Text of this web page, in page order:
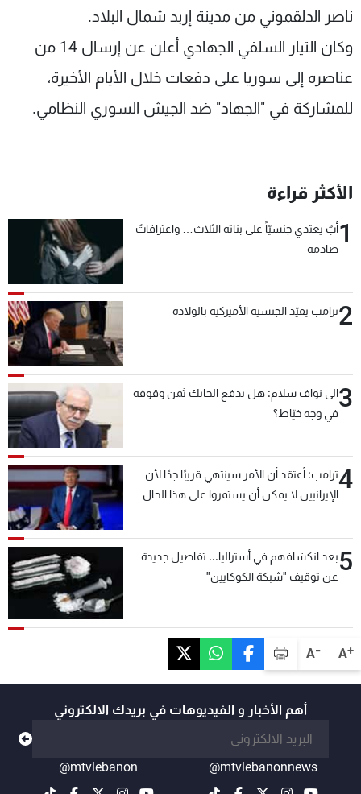
A+
A-
ناصر الدلقموني من مدينة إربد شمال البلاد.
وكان التيار السلفي الجهادي أعلن عن إرسال 14 من
عناصره إلى سوريا على دفعات خلال الأيام الأخيرة،
للمشاركة في "الجهاد" ضد الجيش السوري النظامي.
الأكثر قراءة
1أبٌ يعتدي جنسيّاً على بناته الثلاث… واعترافاتٌ
صادمة
2ترامب يقيّد الجنسية الأميركية بالولادة
3الى نواف سلام: هل يدفع الحايك ثمن وقوفه
في وجه خيّاط؟
4ترامب: أعتقد أن الأمر سينتهي قريبًا جدًا لأن
الإيرانيين لا يمكن أن يستمروا على هذا الحال
5بعد انكشافهم في أستراليا... تفاصيل جديدة
عن توقيف "شبكة الكوكايين"
أهم الأخبار و الفيديوهات في بريدك الالكتروني
@mtvlebanonnews
@mtvlebanon